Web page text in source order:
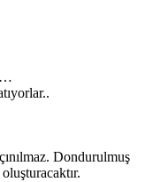
Dondurulmuş